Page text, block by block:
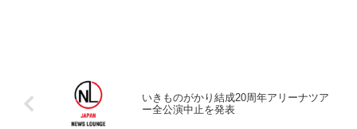
いきものがかり結成20周年アリーナツア
ー全公演中止を発表